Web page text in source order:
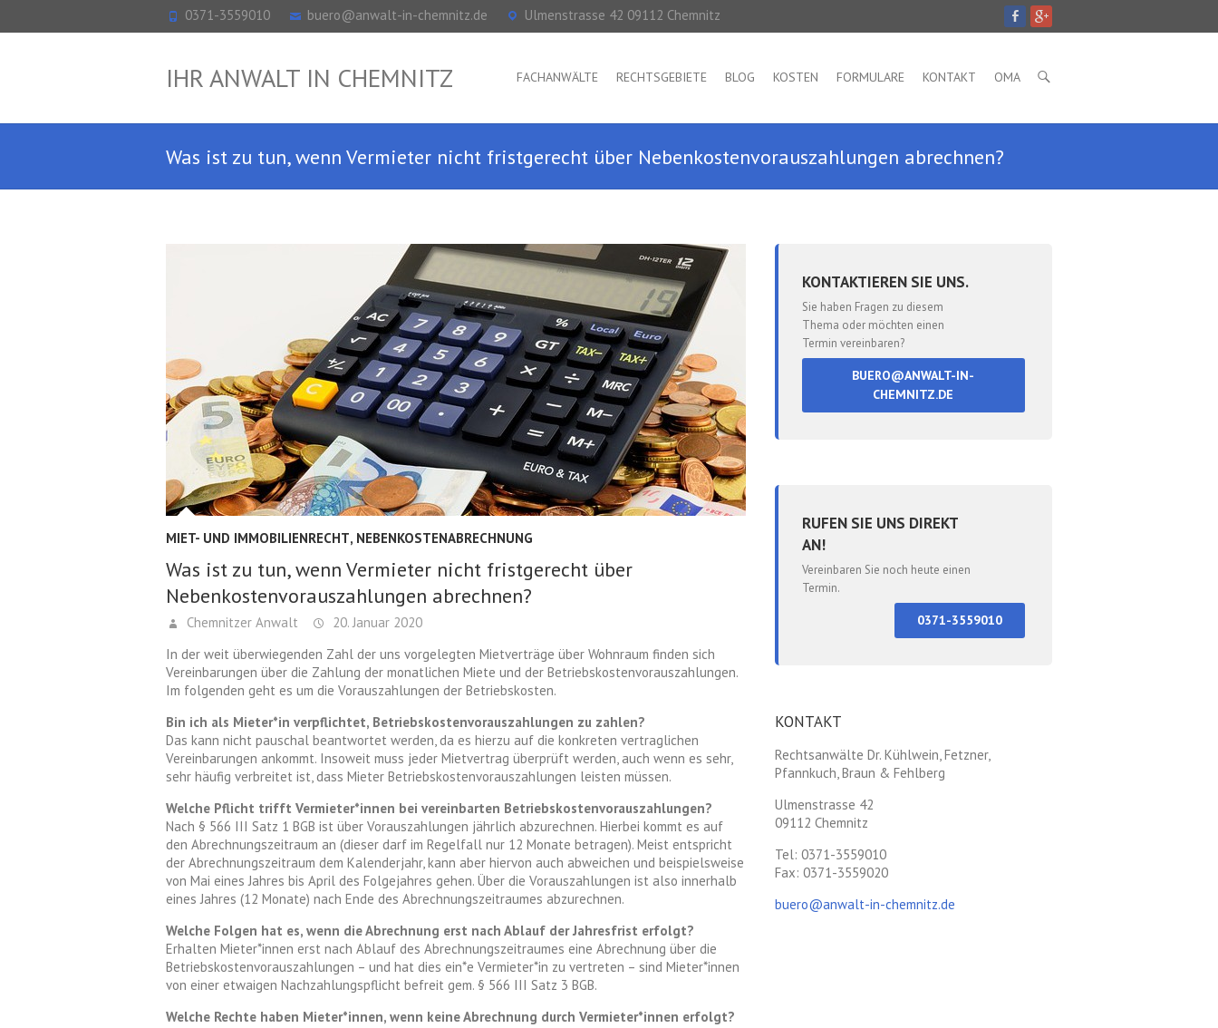
0371-3559010 buero@anwalt-in-chemnitz.de Ulmenstrasse 42 09112 Chemnitz
IHR ANWALT IN CHEMNITZ FACHANWÄLTE RECHTSGEBIETE BLOG KOSTEN FORMULARE KONTAKT OMA
Was ist zu tun, wenn Vermieter nicht fristgerecht über Nebenkostenvorauszahlungen abrechnen?
MIET- UND IMMOBILIENRECHT, NEBENKOSTENABRECHNUNG
Was ist zu tun, wenn Vermieter nicht fristgerecht über
Nebenkostenvorauszahlungen abrechnen?
Chemnitzer Anwalt
20. Januar 2020
In der weit überwiegenden Zahl der uns vorgelegten Mietverträge über Wohnraum finden sich
Vereinbarungen über die Zahlung der monatlichen Miete und der Betriebskostenvorauszahlungen.
Im folgenden geht es um die Vorauszahlungen der Betriebskosten.
Bin ich als Mieter*in verpflichtet, Betriebskostenvorauszahlungen zu zahlen?
Das kann nicht pauschal beantwortet werden, da es hierzu auf die konkreten vertraglichen
Vereinbarungen ankommt. Insoweit muss jeder Mietvertrag überprüft werden, auch wenn es sehr,
sehr häufig verbreitet ist, dass Mieter Betriebskostenvorauszahlungen leisten müssen.
Welche Pflicht trifft Vermieter*innen bei vereinbarten Betriebskostenvorauszahlungen?
Nach § 566 III Satz 1 BGB ist über Vorauszahlungen jährlich abzurechnen. Hierbei kommt es auf
den Abrechnungszeitraum an (dieser darf im Regelfall nur 12 Monate betragen). Meist entspricht
der Abrechnungszeitraum dem Kalenderjahr, kann aber hiervon auch abweichen und beispielsweise
von Mai eines Jahres bis April des Folgejahres gehen. Über die Vorauszahlungen ist also innerhalb
eines Jahres (12 Monate) nach Ende des Abrechnungszeitraumes abzurechnen.
Welche Folgen hat es, wenn die Abrechnung erst nach Ablauf der Jahresfrist erfolgt?
Erhalten Mieter*innen erst nach Ablauf des Abrechnungszeitraumes eine Abrechnung über die
Betriebskostenvorauszahlungen – und hat dies ein*e Vermieter*in zu vertreten – sind Mieter*innen
von einer etwaigen Nachzahlungspflicht befreit gem. § 566 III Satz 3 BGB.
Welche Rechte haben Mieter*innen, wenn keine Abrechnung durch Vermieter*innen erfolgt?
KONTAKTIEREN SIE UNS.
Sie haben Fragen zu diesem
Thema oder möchten einen
Termin vereinbaren?
BUERO@ANWALT-IN-
CHEMNITZ.DE
RUFEN SIE UNS DIREKT
AN!
Vereinbaren Sie noch heute einen
Termin.
0371-3559010
KONTAKT
Rechtsanwälte Dr. Kühlwein, Fetzner,
Pfannkuch, Braun & Fehlberg
Ulmenstrasse 42
09112 Chemnitz
Tel: 0371-3559010
Fax: 0371-3559020
buero@anwalt-in-chemnitz.de